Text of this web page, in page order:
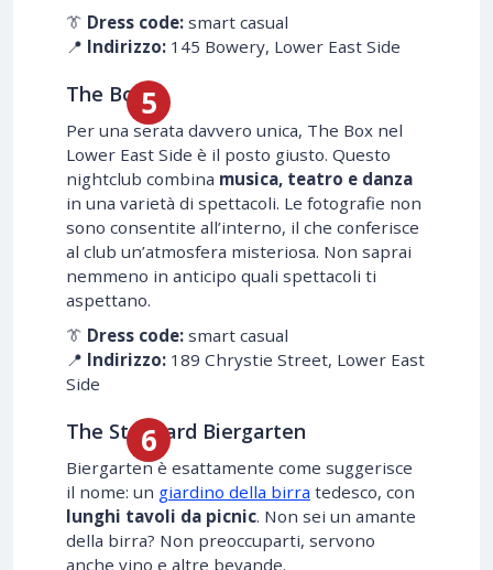
👔 Dress code: smart casual
📍 Indirizzo: 145 Bowery, Lower East Side
The Box
Per una serata davvero unica, The Box nel
Lower East Side è il posto giusto. Questo
nightclub combina musica, teatro e danza
in una varietà di spettacoli. Le fotografie non
sono consentite all’interno, il che conferisce
al club un’atmosfera misteriosa. Non saprai
nemmeno in anticipo quali spettacoli ti
aspettano.
👔 Dress code: smart casual
📍 Indirizzo: 189 Chrystie Street, Lower East
Side
The Standard Biergarten
Biergarten è esattamente come suggerisce
il nome: un giardino della birra tedesco, con
lunghi tavoli da picnic. Non sei un amante
della birra? Non preoccuparti, servono
anche vino e altre bevande.